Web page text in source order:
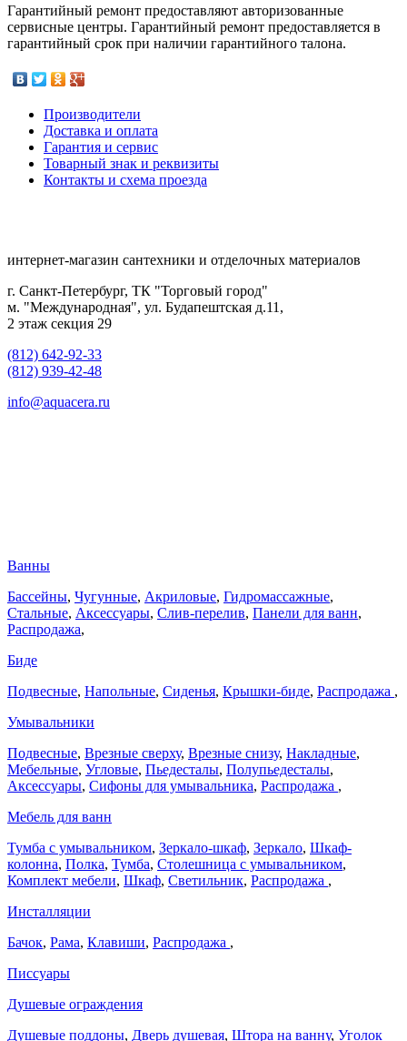
Гарантийный ремонт предоставляют авторизованные
сервисные центры. Гарантийный ремонт предоставляется в
гарантийный срок при наличии гарантийного талона.
Производители
Доставка и оплата
Гарантия и сервис
Товарный знак и реквизиты
Контакты и схема проезда
интернет-магазин сантехники и отделочных материалов
г. Санкт-Петербург, ТК "Торговый город"
м. "Международная", ул. Будапештская д.11,
2 этаж секция 29
(812) 642-92-33
(812) 939-42-48
info@aquacera.ru
Ванны
Бассейны, Чугунные, Акриловые, Гидромассажные,
Стальные, Аксессуары, Слив-перелив, Панели для ванн,
Распродажа,
Биде
Подвесные, Напольные, Сиденья, Крышки-биде, Распродажа ,
Умывальники
Подвесные, Врезные сверху, Врезные снизу, Накладные,
Мебельные, Угловые, Пьедесталы, Полупьедесталы,
Аксессуары, Сифоны для умывальника, Распродажа ,
Мебель для ванн
Тумба с умывальником, Зеркало-шкаф, Зеркало, Шкаф-
колонна, Полка, Тумба, Столешница с умывальником,
Комплект мебели, Шкаф, Светильник, Распродажа ,
Инсталляции
Бачок, Рама, Клавиши, Распродажа ,
Писсуары
Душевые ограждения
Душевые поддоны, Дверь душевая, Штора на ванну, Уголок